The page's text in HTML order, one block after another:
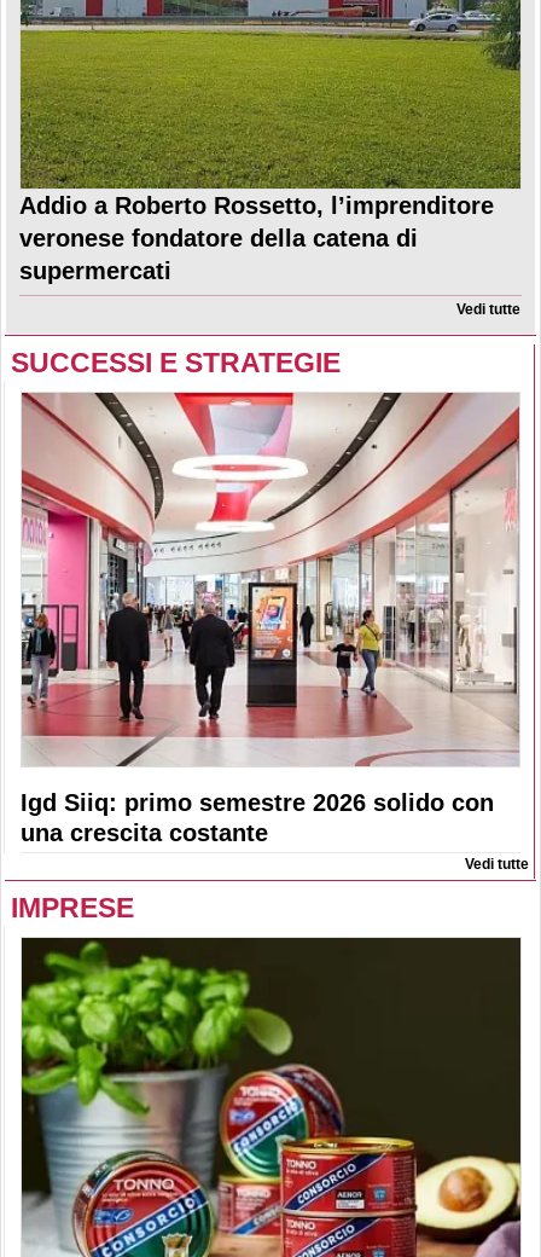
Addio a Roberto Rossetto, l’imprenditore
veronese fondatore della catena di
supermercati
Vedi tutte
SUCCESSI E STRATEGIE
Igd Siiq: primo semestre 2026 solido con
una crescita costante
Vedi tutte
IMPRESE